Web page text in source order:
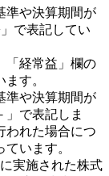
準や決算期間が
で表記してい
「経常益」欄の
す。
準や決算期間が
」で表記しま
われた場合につ
います。
実施された株式